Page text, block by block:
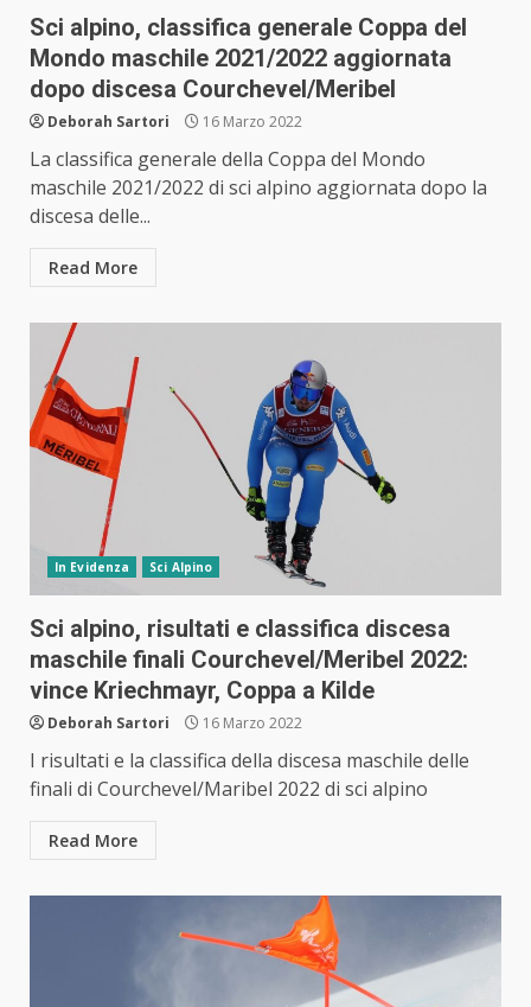
Sci alpino, classifica generale Coppa del
Mondo maschile 2021/2022 aggiornata
dopo discesa Courchevel/Meribel
Deborah Sartori 16 Marzo 2022
La classifica generale della Coppa del Mondo
maschile 2021/2022 di sci alpino aggiornata dopo la
discesa delle...
Read More
In Evidenza Sci Alpino
Sci alpino, risultati e classifica discesa
maschile finali Courchevel/Meribel 2022:
vince Kriechmayr, Coppa a Kilde
Deborah Sartori 16 Marzo 2022
I risultati e la classifica della discesa maschile delle
finali di Courchevel/Maribel 2022 di sci alpino
Read More